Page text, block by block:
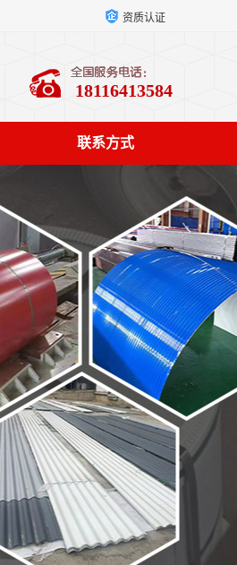
资质认证
18116413584
联系方式